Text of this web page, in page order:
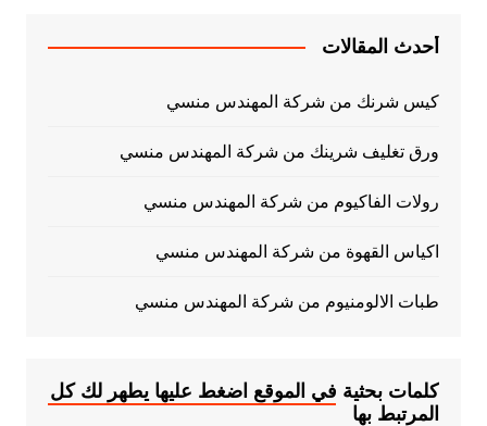
أحدث المقالات
كيس شرنك من شركة المهندس منسي
ورق تغليف شرينك من شركة المهندس منسي
رولات الفاكيوم من شركة المهندس منسي
اكياس القهوة من شركة المهندس منسي
طبات الالومنيوم من شركة المهندس منسي
كلمات بحثية في الموقع اضغط عليها يطهر لك كل
المرتبط بها